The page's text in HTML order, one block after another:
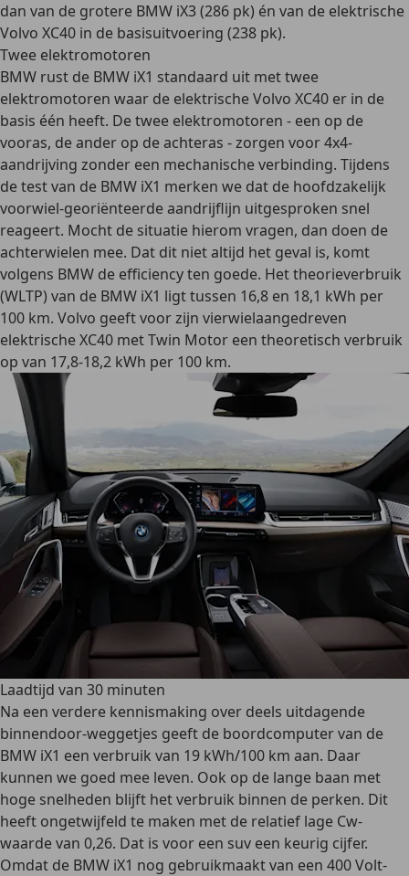
dan van de grotere BMW iX3 (286 pk) én van de elektrische
Volvo XC40 in de basisuitvoering (238 pk).
Twee elektromotoren
BMW rust de BMW iX1 standaard uit met twee
elektromotoren waar de elektrische Volvo XC40 er in de
basis één heeft. De twee elektromotoren - een op de
vooras, de ander op de achteras - zorgen voor 4x4-
aandrijving zonder een mechanische verbinding. Tijdens
de test van de BMW iX1 merken we dat de hoofdzakelijk
voorwiel-georiënteerde aandrijflijn uitgesproken snel
reageert. Mocht de situatie hierom vragen, dan doen de
achterwielen mee. Dat dit niet altijd het geval is, komt
volgens BMW de efficiency ten goede. Het theorieverbruik
(WLTP) van de BMW iX1 ligt tussen 16,8 en 18,1 kWh per
100 km. Volvo geeft voor zijn vierwielaangedreven
elektrische XC40 met Twin Motor een theoretisch verbruik
op van 17,8-18,2 kWh per 100 km.
Laadtijd van 30 minuten
Na een verdere kennismaking over deels uitdagende
binnendoor-weggetjes geeft de boordcomputer van de
BMW iX1 een verbruik van 19 kWh/100 km aan. Daar
kunnen we goed mee leven. Ook op de lange baan met
hoge snelheden blijft het verbruik binnen de perken. Dit
heeft ongetwijfeld te maken met de relatief lage Cw-
waarde van 0,26. Dat is voor een suv een keurig cijfer.
Omdat de BMW iX1 nog gebruikmaakt van een 400 Volt-